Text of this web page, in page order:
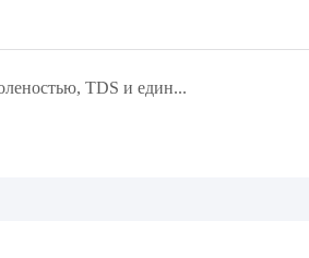
Какая связь между соленостью, TDS и единицей проводимости?